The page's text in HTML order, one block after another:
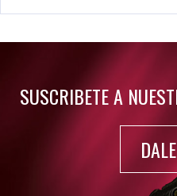
Rumor: Se filtran los
SUSCRIBETE A